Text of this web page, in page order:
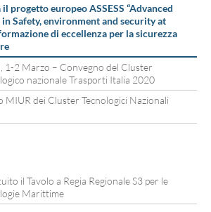
progetto europeo ASSESS “Advanced
Safety, environment and security at
di eccellenza per la sicurezza
1-2 Marzo – Convegno del Cluster
nazionale Trasporti Italia 2020
MIUR dei Cluster Tecnologici Nazionali
il Tavolo a Regia Regionale S3 per le
Marittime